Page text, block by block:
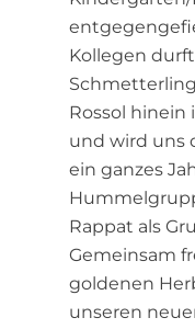
Kollegen
Rossol hinein
und wird uns
ein ganzes
Rappat als
Gemeinsam
goldenen
unseren